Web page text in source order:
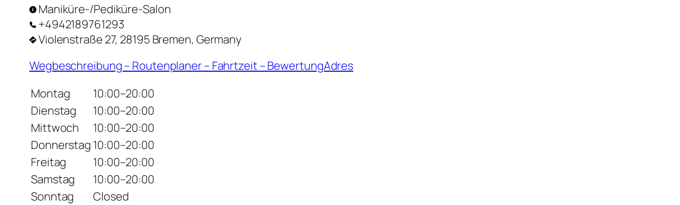
Maniküre-/Pediküre-Salon
+4942189761293
Violenstraße 27, 28195 Bremen, Germany
Wegbeschreibung – Routenplaner – Fahrtzeit – BewertungAdres
Montag
10:00–20:00
Dienstag
10:00–20:00
Mittwoch
10:00–20:00
Donnerstag 10:00–20:00
Freitag
10:00–20:00
Samstag
10:00–20:00
Sonntag
Closed